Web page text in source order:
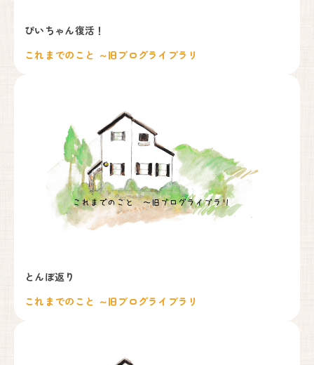
ぴいちゃん復活！
これまでのこと ～旧ブログライブラリ
とんぼ返り
これまでのこと ～旧ブログライブラリ